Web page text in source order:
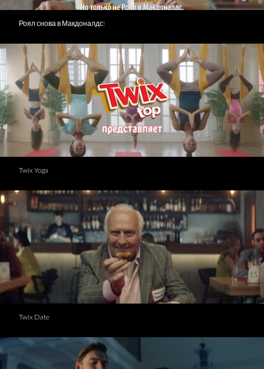
Роял снова в Макдоналдс!
Twix Yoga
Twix Date